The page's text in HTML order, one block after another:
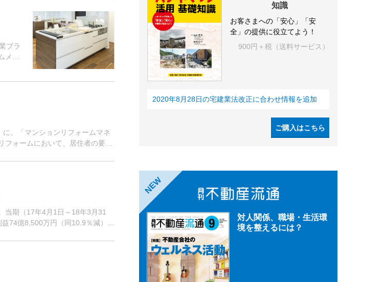
ブラ
ニ
、「マンションリフォームマネ
ォームにおいて、居住者の要望
当期（17年4月1日～18年3月31
74億8,500万円（同10.9％減）、
知識
お客さまへの「安心」「安
全」の提供に役立てよう！
900円＋税（送料サービス）
2020年8月28日の宅建業法改正に合わせ情報を追加
ご購入はこちら
NEW
対人関係、職場・生活環
境を整えるには？